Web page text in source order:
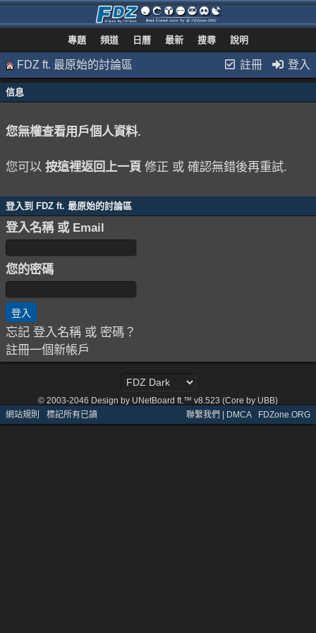
專題 頻道 日曆 最新 搜尋 說明
註冊 登入
FDZ ft. 最原始的討論區
信息
您無權查看用戶個人資料.
您可以 按這裡返回上一頁 修正 或 確認無錯後再重試.
登入到 FDZ ft. 最原始的討論區
登入名稱 或 Email
您的密碼
忘記 登入名稱 或 密碼？
註冊一個新帳戶
© 2003-2046 Design by UNetBoard ft.™ v8.523 (Core by UBB)
網站規則 · 標記所有已讀 聯繫我們 | DMCA· FDZone.ORG